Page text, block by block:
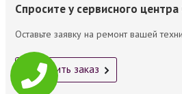
Спросите у сервисного
Оставьте заявку на ремонт вашей
Оформить заказ